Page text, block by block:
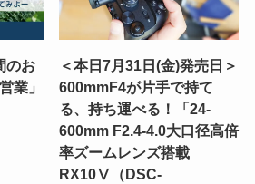
のお
業」
＜本日7月31日(金)発売日＞
600mmF4が片手で持て
る、持ち運べる！「24-
600mm F2.4-4.0大口径高倍
率ズームレンズ搭載
RX10Ⅴ（DSC-